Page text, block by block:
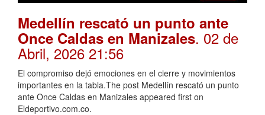
Medellín rescató un punto ante
Once Caldas en Manizales. 02 de
Abril, 2026 21:56
El compromiso dejó emociones en el cierre y movimientos
importantes en la tabla.The post Medellín rescató un punto
ante Once Caldas en Manizales appeared first on
Eldeportivo.com.co.